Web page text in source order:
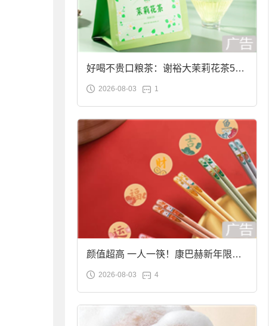
好喝不贵口粮茶：谢裕大茉莉花茶50g
袋装9.9元到手
2026-08-03 1
颜值超高 一人一筷！康巴赫新年限定
合金筷子大促：19.9元
2026-08-03 4